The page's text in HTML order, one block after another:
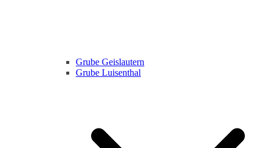
Grube Geislautern
Grube Luisenthal